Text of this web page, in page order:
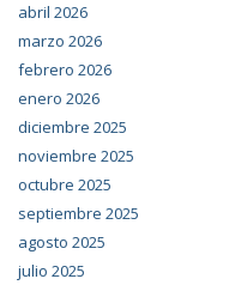
abril 2026
marzo 2026
febrero 2026
enero 2026
diciembre 2025
noviembre 2025
octubre 2025
septiembre 2025
agosto 2025
julio 2025